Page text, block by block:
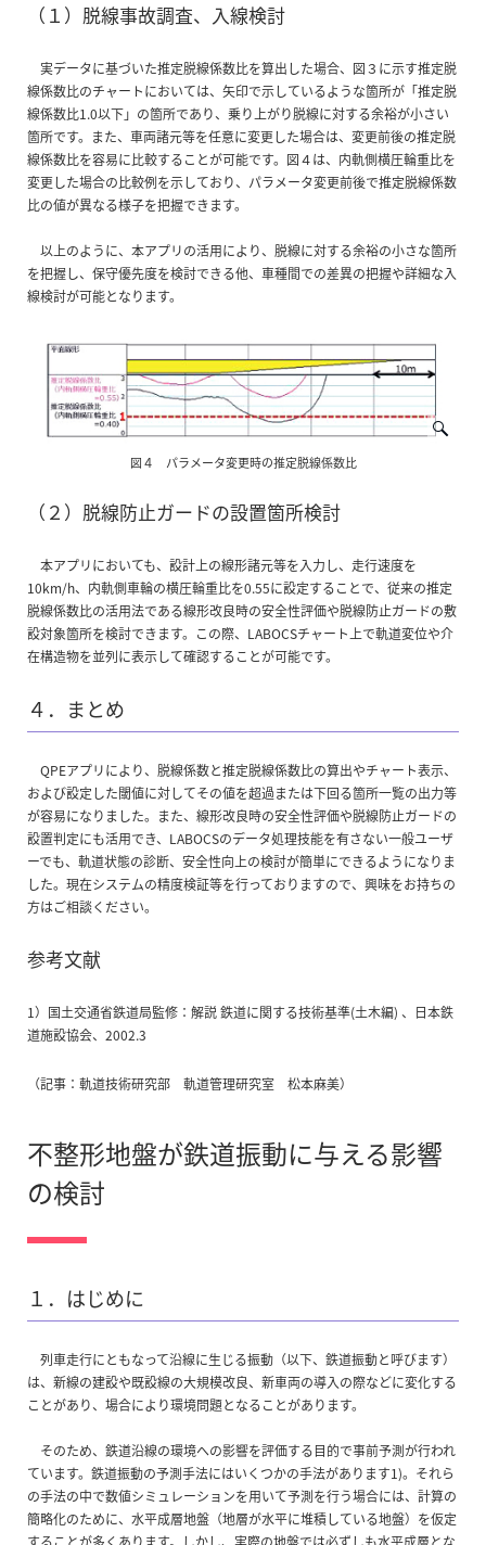
（１）脱線事故調査、入線検討
実データに基づいた推定脱線係数比を算出した場合、図３に示す推定脱
線係数比のチャートにおいては、矢印で示しているような箇所が「推定脱
線係数比1.0以下」の箇所であり、乗り上がり脱線に対する余裕が小さい
箇所です。また、車両諸元等を任意に変更した場合は、変更前後の推定脱
線係数比を容易に比較することが可能です。図４は、内軌側横圧輪重比を
変更した場合の比較例を示しており、パラメータ変更前後で推定脱線係数
比の値が異なる様子を把握できます。
以上のように、本アプリの活用により、脱線に対する余裕の小さな箇所
を把握し、保守優先度を検討できる他、車種間での差異の把握や詳細な入
線検討が可能となります。
図４ パラメータ変更時の推定脱線係数比
（２）脱線防止ガードの設置箇所検討
本アプリにおいても、設計上の線形諸元等を入力し、走行速度を
10km/h、内軌側車輪の横圧輪重比を0.55に設定することで、従来の推定
脱線係数比の活用法である線形改良時の安全性評価や脱線防止ガードの敷
設対象箇所を検討できます。この際、LABOCSチャート上で軌道変位や介
在構造物を並列に表示して確認することが可能です。
４．まとめ
QPEアプリにより、脱線係数と推定脱線係数比の算出やチャート表示、
および設定した閾値に対してその値を超過または下回る箇所一覧の出力等
が容易になりました。また、線形改良時の安全性評価や脱線防止ガードの
設置判定にも活用でき、LABOCSのデータ処理技能を有さない一般ユーザ
ーでも、軌道状態の診断、安全性向上の検討が簡単にできるようになりま
した。現在システムの精度検証等を行っておりますので、興味をお持ちの
方はご相談ください。
参考文献
1）国土交通省鉄道局監修：解説 鉄道に関する技術基準(土木編) 、日本鉄
道施設協会、2002.3
（記事：軌道技術研究部 軌道管理研究室 松本麻美）
不整形地盤が鉄道振動に与える影響
の検討
１．はじめに
列車走行にともなって沿線に生じる振動（以下、鉄道振動と呼びます）
は、新線の建設や既設線の大規模改良、新車両の導入の際などに変化する
ことがあり、場合により環境問題となることがあります。
そのため、鉄道沿線の環境への影響を評価する目的で事前予測が行われ
ています。鉄道振動の予測手法にはいくつかの手法があります1)。それら
の手法の中で数値シミュレーションを用いて予測を行う場合には、計算の
簡略化のために、水平成層地盤（地層が水平に堆積している地盤）を仮定
することが多くあります。しかし、実際の地盤では必ずしも水平成層とな